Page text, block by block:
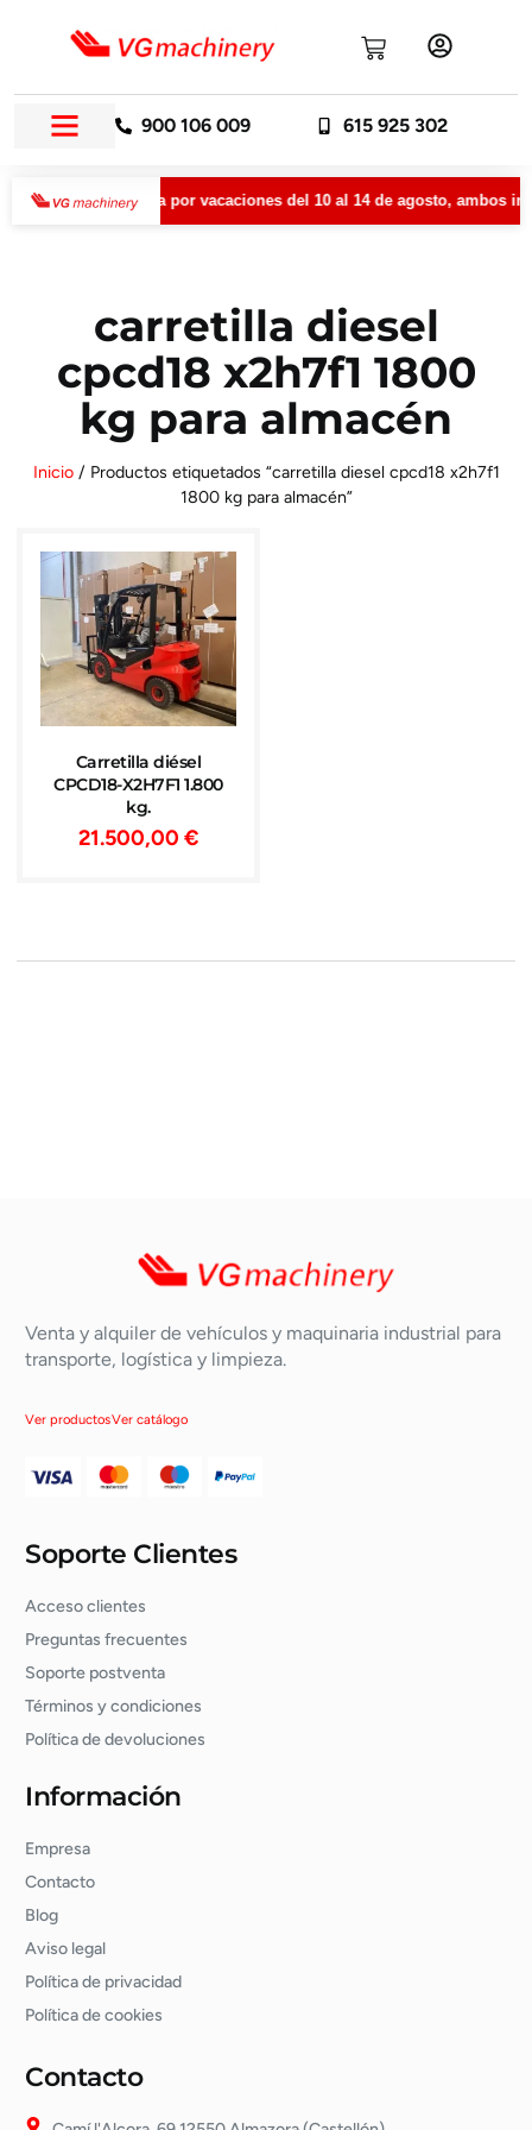
900 106 009 615 925 302
permanecerá cerrada por vacaciones del 10 al 14 de agosto, ambos
carretilla diesel
cpcd18 x2h7f1 1800
kg para almacén
Inicio/ Productos etiquetados “carretilla diesel cpcd18 x2h7f1
1800 kg para almacén”
Carretilla diésel
CPCD18-X2H7F1 1.800
kg.
21.500,00 €
Venta y alquiler de vehículos y maquinaria industrial para
transporte, logística y limpieza.
Ver productosVer catálogo
Soporte Clientes
Acceso clientes
Preguntas frecuentes
Soporte postventa
Términos y condiciones
Política de devoluciones
Información
Empresa
Contacto
Blog
Aviso legal
Política de privacidad
Política de cookies
Contacto